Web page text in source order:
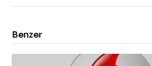
Benzer